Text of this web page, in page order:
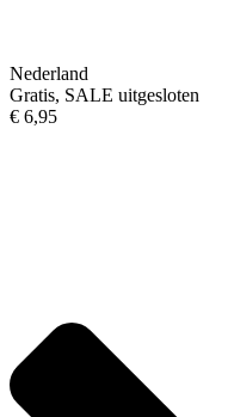
Nederland
Gratis, SALE uitgesloten
€ 6,95